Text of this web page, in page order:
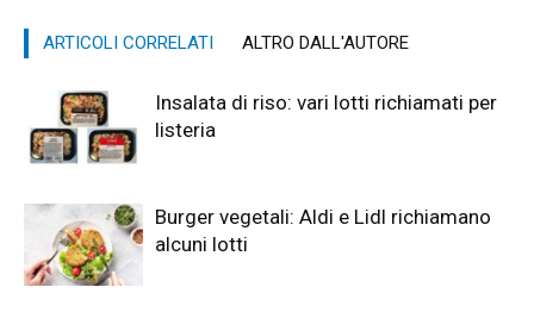
ARTICOLI CORRELATI ALTRO DALL'AUTORE
Insalata di riso: vari lotti richiamati per
listeria
Burger vegetali: Aldi e Lidl richiamano
alcuni lotti